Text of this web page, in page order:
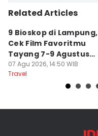
Related Articles
9 Bioskop di Lampung,
Cek Film Favoritmu
Tayang 7-9 Agustus
2026
07 Agu 2026, 14:50 WIB
Travel